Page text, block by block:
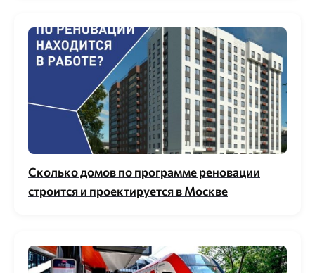
Сколько домов по программе реновации
строится и проектируется в Москве